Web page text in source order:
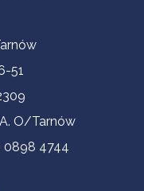
51
O/Tarnów
0898 4744